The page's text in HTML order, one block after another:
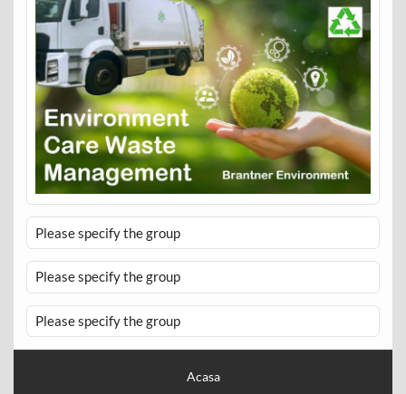
Please specify the group
Please specify the group
Please specify the group
Acasa